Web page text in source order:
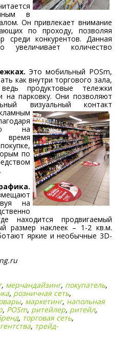
в
Он привлекает внимание
по проходу, позволяя
среди конкурентов. Данная
увеличивает количество
Это мобильный POSm,
как внутри торгового зала,
продуктовые тележки
на парковку. Они позволяют
визуальный контакт
на
по
на
находится продвигаемый
размер наклеек – 1-2 кв.м.
яркие и необычные 3D-
, мерчандайзинг, покупатель,
, розничная сеть,
, маркетинг, напольная
, POSm, ритейлер, ритейл,
, торговая сеть,
, трейд-